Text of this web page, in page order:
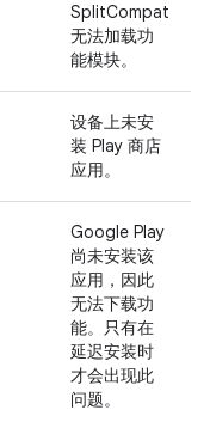
SplitCompat
无法加载功
能模块。
设备上未安
装 Play 商店
应用。
Google Play
尚未安装该
应用，因此
无法下载功
能。只有在
延迟安装时
才会出现此
问题。